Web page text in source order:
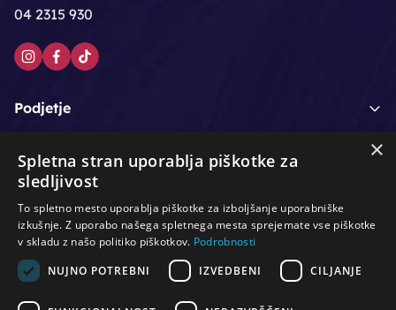
04 2315 930
Podjetje
Moj račun
Podpora strankam
Lasje & nega las / Roke & nohti / Orodje - kozmetično /
×
Spletna stran uporablja piškotke za
sledljivost
To spletno mesto uporablja piškotke za izboljšanje uporabniške
izkušnje. Z uporabo našega spletnega mesta sprejemate vse piškotke
v skladu z našo politiko piškotkov. Podrobnosti
NUJNO POTREBNI
IZVEDBENI CILJANJE